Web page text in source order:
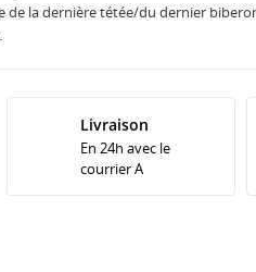
de la dernière tétée/du dernier
Livraison
En 24h avec le
courrier A